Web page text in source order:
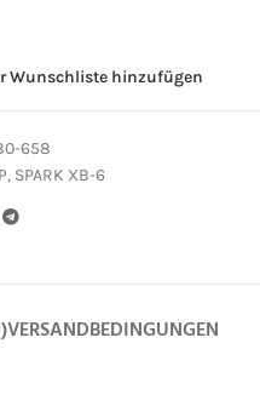
Wunschliste hinzufügen
658
, SPARK XB-6
VERSANDBEDINGUNGEN